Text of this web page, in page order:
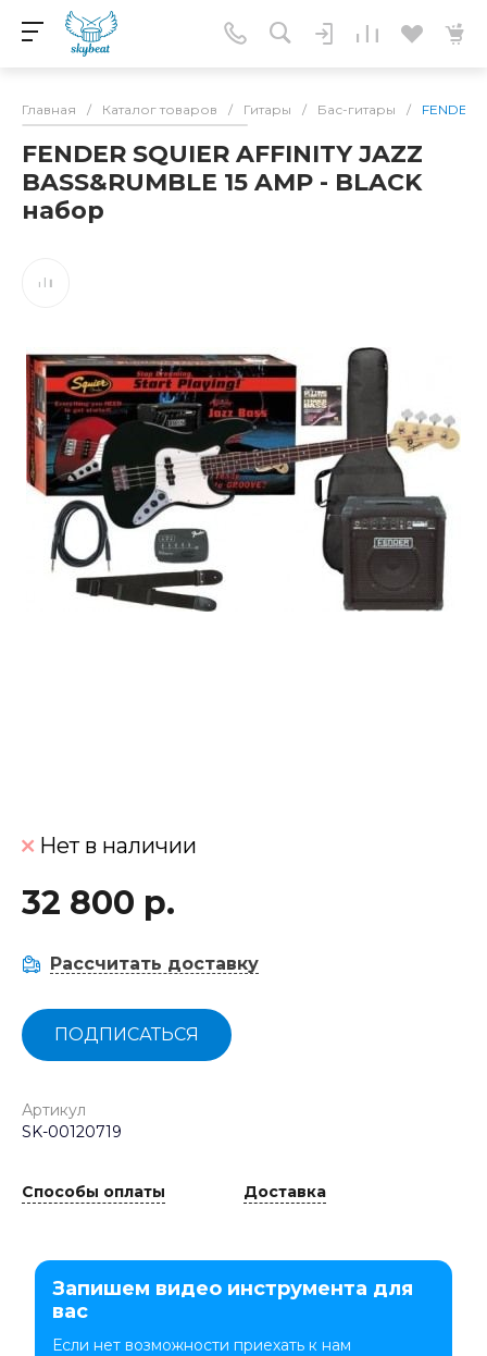
Главная / Каталог товаров / Гитары / Бас-гитары / FENDER
FENDER SQUIER AFFINITY JAZZ
BASS&RUMBLE 15 AMP - BLACK
набор
Нет в наличии
32 800 р.
Рассчитать доставку
ПОДПИСАТЬСЯ
Артикул
SK-00120719
Способы оплаты Доставка
Запишем видео инструмента для
вас
Если нет возможности приехать к нам